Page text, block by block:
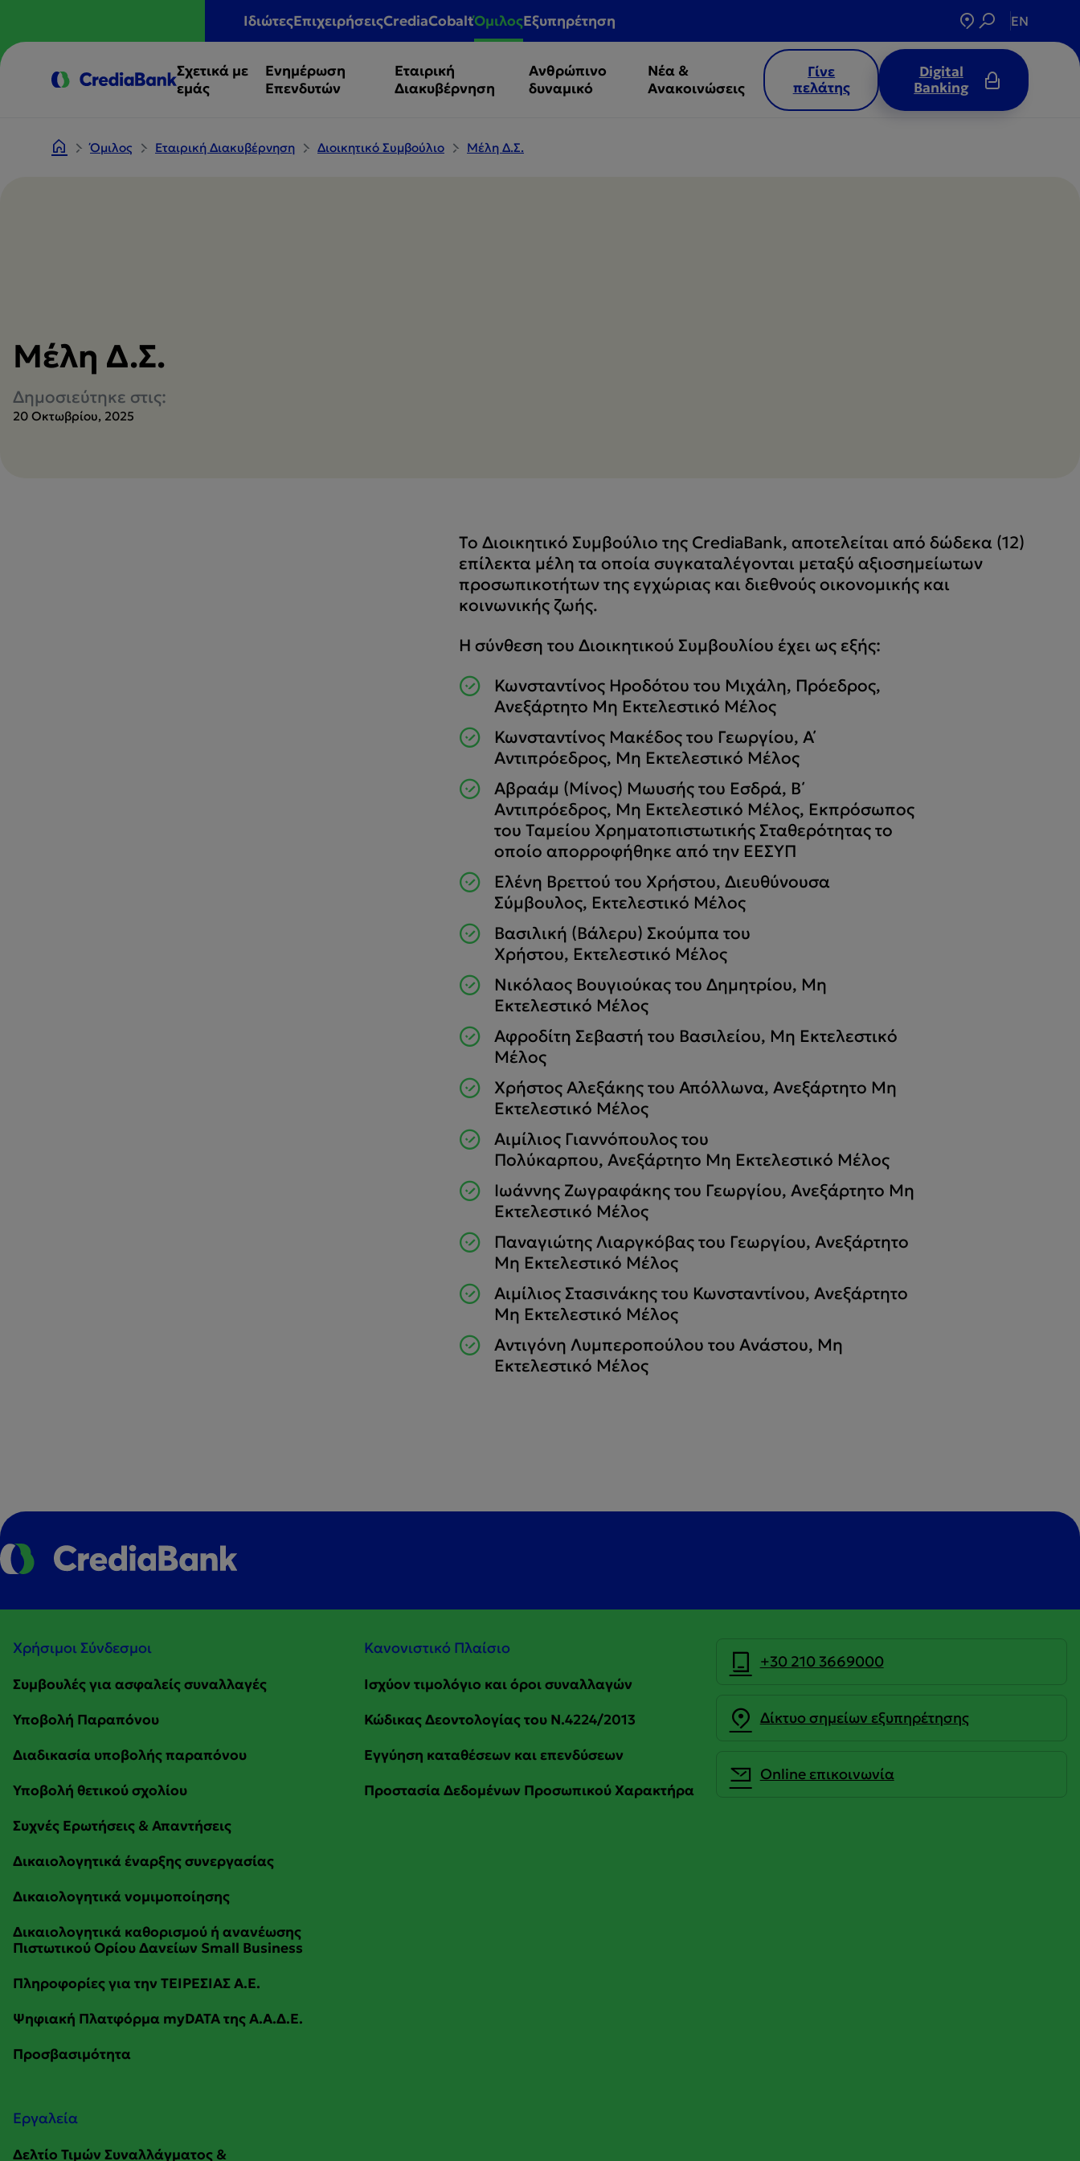
ΙδιώτεςΕπιχειρήσειςCrediaCobaltΌμιλοςΕξυπηρέτηση EN
Σχετικά με
εμάς
Ενημέρωση
Επενδυτών
Εταιρική
Διακυβέρνηση
Ανθρώπινο
δυναμικό
Νέα &
Ανακοινώσεις
Γίνε
πελάτης
Digital
Banking
Όμιλος Εταιρική Διακυβέρνηση Διοικητικό Συμβούλιο Μέλη Δ.Σ.
Μέλη Δ.Σ.
Δημοσιεύτηκε στις:
20 Οκτωβρίου, 2025
Το Διοικητικό Συμβούλιο της CrediaBank, αποτελείται από δώδεκα (12)
επίλεκτα μέλη τα οποία συγκαταλέγονται μεταξύ αξιοσημείωτων
προσωπικοτήτων της εγχώριας και διεθνούς οικονομικής και
κοινωνικής ζωής.
H σύνθεση του Διοικητικού Συμβουλίου έχει ως εξής:
Κωνσταντίνος Ηροδότου του Μιχάλη, Πρόεδρος,
Ανεξάρτητο Μη Εκτελεστικό Μέλος
Κωνσταντίνος Μακέδος του Γεωργίου, Α΄
Αντιπρόεδρος, Μη Εκτελεστικό Μέλος
Αβραάμ (Μίνος) Μωυσής του Εσδρά, Β΄
Αντιπρόεδρος, Μη Εκτελεστικό Μέλος, Εκπρόσωπος
του Ταμείου Χρηματοπιστωτικής Σταθερότητας το
οποίο απορροφήθηκε από την ΕΕΣΥΠ
Ελένη Βρεττού του Χρήστου, Διευθύνουσα
Σύμβουλος, Εκτελεστικό Μέλος
Βασιλική (Βάλερυ) Σκούμπα του
Χρήστου, Εκτελεστικό Μέλος
Νικόλαος Βουγιούκας του Δημητρίου, Μη
Εκτελεστικό Μέλος
Αφροδίτη Σεβαστή του Βασιλείου, Μη Εκτελεστικό
Μέλος
Χρήστος Αλεξάκης του Απόλλωνα, Ανεξάρτητο Μη
Εκτελεστικό Μέλος
Αιμίλιος Γιαννόπουλος του
Πολύκαρπου, Ανεξάρτητο Μη Εκτελεστικό Μέλος
Ιωάννης Ζωγραφάκης του Γεωργίου, Ανεξάρτητο Μη
Εκτελεστικό Μέλος
Παναγιώτης Λιαργκόβας του Γεωργίου, Ανεξάρτητο
Μη Εκτελεστικό Μέλος
Αιμίλιος Στασινάκης του Κωνσταντίνου, Ανεξάρτητο
Μη Εκτελεστικό Μέλος
Αντιγόνη Λυμπεροπούλου του Ανάστου, Μη
Εκτελεστικό Μέλος
Χρήσιμοι Σύνδεσμοι Κανονιστικό Πλαίσιο
+30 210 3669000
Δίκτυο σημείων εξυπηρέτησης
Οnline επικοινωνία
Εργαλεία